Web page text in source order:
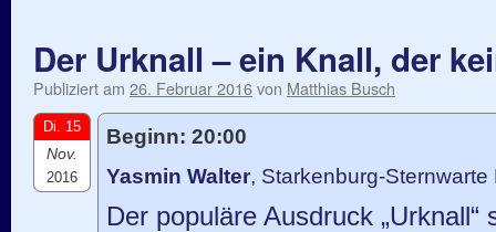
Der Urknall – ein Knall, der
Publiziert am 26. Februar 2016von Matthias Busch
Di. 15
Nov.
2016
Beginn: 20:00
Yasmin Walter, Starkenburg-
Der populäre Ausdruck